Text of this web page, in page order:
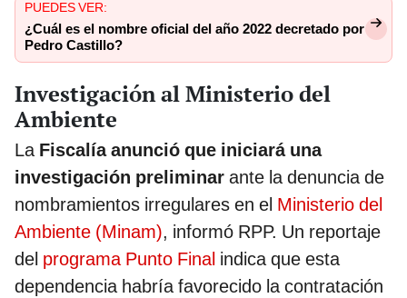
PUEDES VER:
¿Cuál es el nombre oficial del año 2022 decretado por
Pedro Castillo?
Investigación al Ministerio del
Ambiente
La Fiscalía anunció que iniciará una
investigación preliminar ante la denuncia de
nombramientos irregulares en el Ministerio del
Ambiente (Minam), informó RPP. Un reportaje
del programa Punto Final indica que esta
dependencia habría favorecido la contratación